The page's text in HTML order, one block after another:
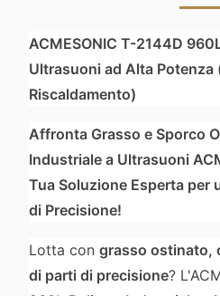
ACMESONIC T-2144D
Ultrasuoni ad Alta Potenza
Riscaldamento)
Affronta Grasso e Sporco
Industriale a Ultrasuoni
Tua Soluzione Esperta per
di Precisione!
Lotta con grasso ostinato,
di parti di precisione?